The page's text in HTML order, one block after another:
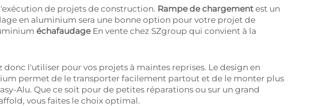
de projets de construction. Rampe de chargement est un
en aluminium sera une bonne option pour votre projet de
échafaudage En vente chez SZgroup qui convient à la
l'utiliser pour vos projets à maintes reprises. Le design en
permet de le transporter facilement partout et de le monter plus
Alu. Que ce soit pour de petites réparations ou sur un grand
vous faites le choix optimal.